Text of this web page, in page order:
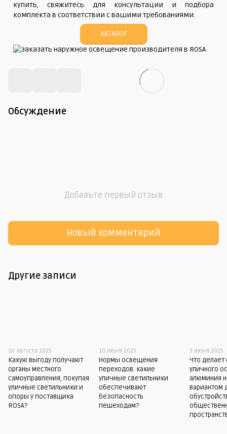
купить, свяжитесь для консультации и подбора
комплекта в соответствии с вашими требованиями.
КАТАЛОГ
Обсуждение
Добавьте первый отзыв
Новый комментарий
Другие записи
10 августа 2025
Какую выгоду получают
органы местного
самоуправления, покупая
уличные светильники и
опоры у поставщика
ROSA?
10 июня 2025
Нормы освещения
переходов: какие
уличные светильники
обеспечивают
безопасность
пешеходам?
5 июня 2025
Что
уличного
алюминия
вариантом